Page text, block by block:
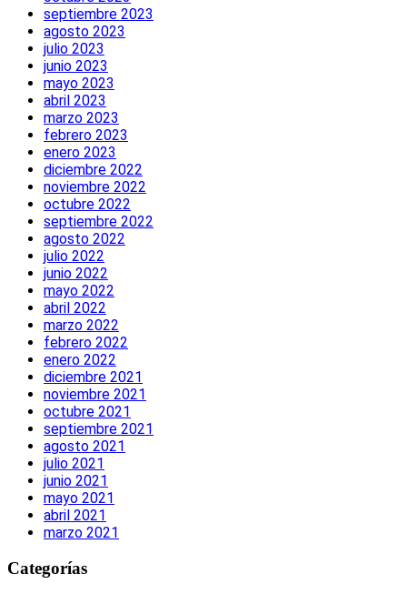
septiembre 2023
agosto 2023
julio 2023
junio 2023
mayo 2023
abril 2023
marzo 2023
febrero 2023
enero 2023
diciembre 2022
noviembre 2022
octubre 2022
septiembre 2022
agosto 2022
julio 2022
junio 2022
mayo 2022
abril 2022
marzo 2022
febrero 2022
enero 2022
diciembre 2021
noviembre 2021
octubre 2021
septiembre 2021
agosto 2021
julio 2021
junio 2021
mayo 2021
abril 2021
marzo 2021
Categorías